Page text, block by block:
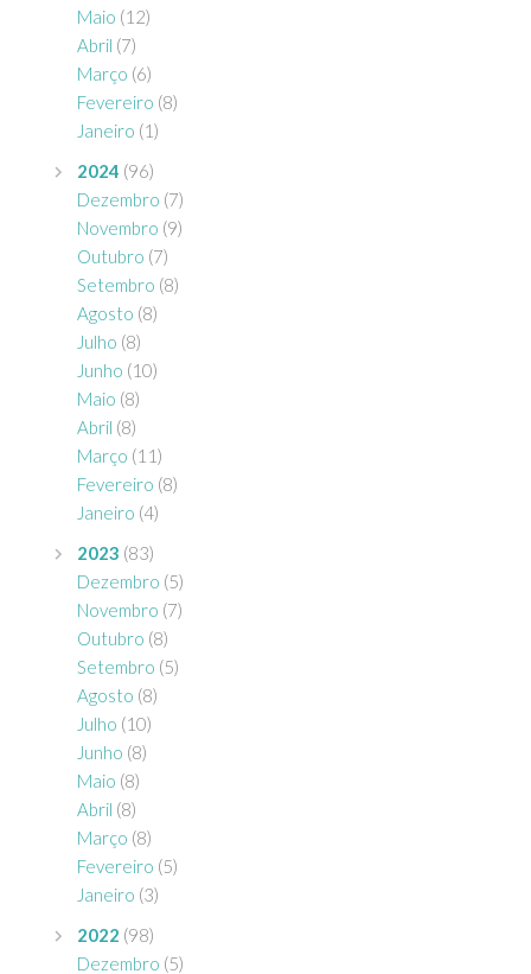
Maio (12)
Abril (7)
Março (6)
Fevereiro (8)
Janeiro (1)
2024 (96)
Dezembro (7)
Novembro (9)
Outubro (7)
Setembro (8)
Agosto (8)
Julho (8)
Junho (10)
Maio (8)
Abril (8)
Março (11)
Fevereiro (8)
Janeiro (4)
2023 (83)
Dezembro (5)
Novembro (7)
Outubro (8)
Setembro (5)
Agosto (8)
Julho (10)
Junho (8)
Maio (8)
Abril (8)
Março (8)
Fevereiro (5)
Janeiro (3)
2022 (98)
Dezembro (5)